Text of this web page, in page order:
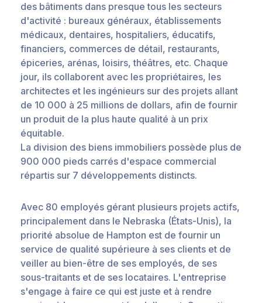
des bâtiments dans presque tous les secteurs
d'activité : bureaux généraux, établissements
médicaux, dentaires, hospitaliers, éducatifs,
financiers, commerces de détail, restaurants,
épiceries, arénas, loisirs, théâtres, etc. Chaque
jour, ils collaborent avec les propriétaires, les
architectes et les ingénieurs sur des projets allant
de 10 000 à 25 millions de dollars, afin de fournir
un produit de la plus haute qualité à un prix
équitable.
La division des biens immobiliers possède plus de
900 000 pieds carrés d'espace commercial
répartis sur 7 développements distincts.
Avec 80 employés gérant plusieurs projets actifs,
principalement dans le Nebraska (États-Unis), la
priorité absolue de Hampton est de fournir un
service de qualité supérieure à ses clients et de
veiller au bien-être de ses employés, de ses
sous-traitants et de ses locataires. L'entreprise
s'engage à faire ce qui est juste et à rendre